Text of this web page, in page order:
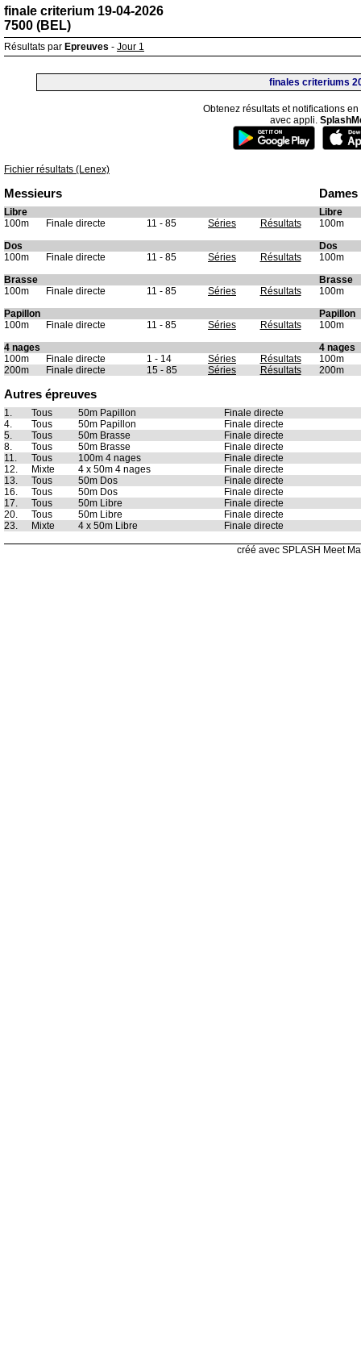
finale criterium 19-04-2026
7500 (BEL)
Résultats par Epreuves - Jour 1
finales criteriums
Obtenez résultats et notifications
avec appli.
Fichier résultats (Lenex)
Messieurs Dames
Libre
Libre
100m
Finale directe 11 - 85 Séries Résultats
100m
Dos
Dos
100m
Finale directe 11 - 85 Séries Résultats
100m
Brasse
Brasse
100m
Finale directe 11 - 85 Séries Résultats
100m
Papillon
Papillon
100m
Finale directe 11 - 85 Séries Résultats
100m
4 nages
4 nages
100m
Finale directe 1 - 14 Séries Résultats
100m
200m
Finale directe 15 - 85 Séries Résultats 200m
Autres épreuves
1. Tous 50m Papillon
Finale directe
4.
Tous 50m Papillon
Finale directe
5.
Tous 50m Brasse
Finale directe
8.
Tous 50m Brasse
Finale directe
11.
Tous 100m 4 nages
Finale directe
12.
Mixte 4 x 50m 4 nages
Finale directe
13.
Tous 50m Dos
Finale directe
16.
Tous 50m Dos
Finale directe
17.
Tous 50m Libre
Finale directe
20.
Tous 50m Libre
Finale directe
23.
Mixte 4 x 50m Libre Finale directe
créé avec SPLASH Meet